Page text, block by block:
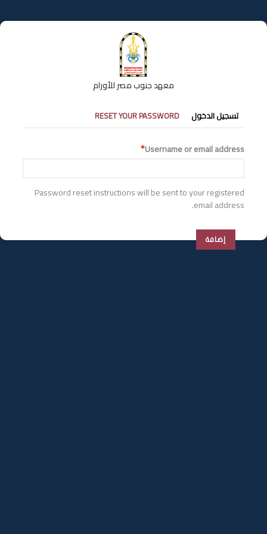
إلى
المحتوى
معهد جنوب مصر للأورام
التبويبات
الأساسية
تسجيل الدخول RESET YOUR PASSWORD
Username or email address
Password reset instructions will be sent to your registered
email address.